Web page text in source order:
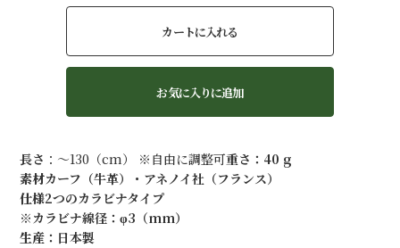
カートに入れる
お気に入りに追加
長さ ：〜130（cm） ※自由に調整可重さ：40 g
素材カーフ（牛革）・アネノイ社（フランス）
仕様2つのカラビナタイプ
※カラビナ線径：φ3（mm）
生産 ：日本製